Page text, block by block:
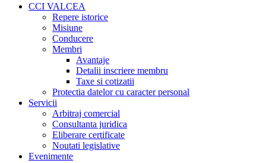
CCI VALCEA
Repere istorice
Misiune
Conducere
Membri
Avantaje
Detalii inscriere membru
Taxe si cotizatii
Protectia datelor cu caracter personal
Servicii
Arbitraj comercial
Consultanta juridica
Eliberare certificate
Noutati legislative
Evenimente